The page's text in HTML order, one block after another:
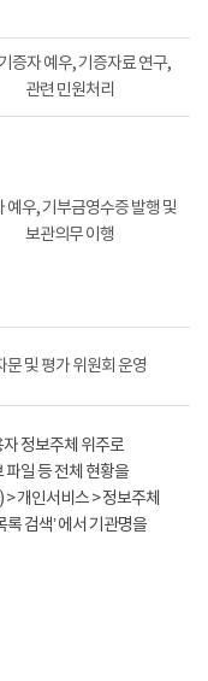
증자 예우, 기증자료 연구,
관련 민원처리
예우, 기부금영수증 발행 및
보관의무 이행
문 및 평가 위원회 운영
정보주체 위주로
일 등 전체 현황을
개인서비스 > 정보주체
검색’ 에서 기관명을